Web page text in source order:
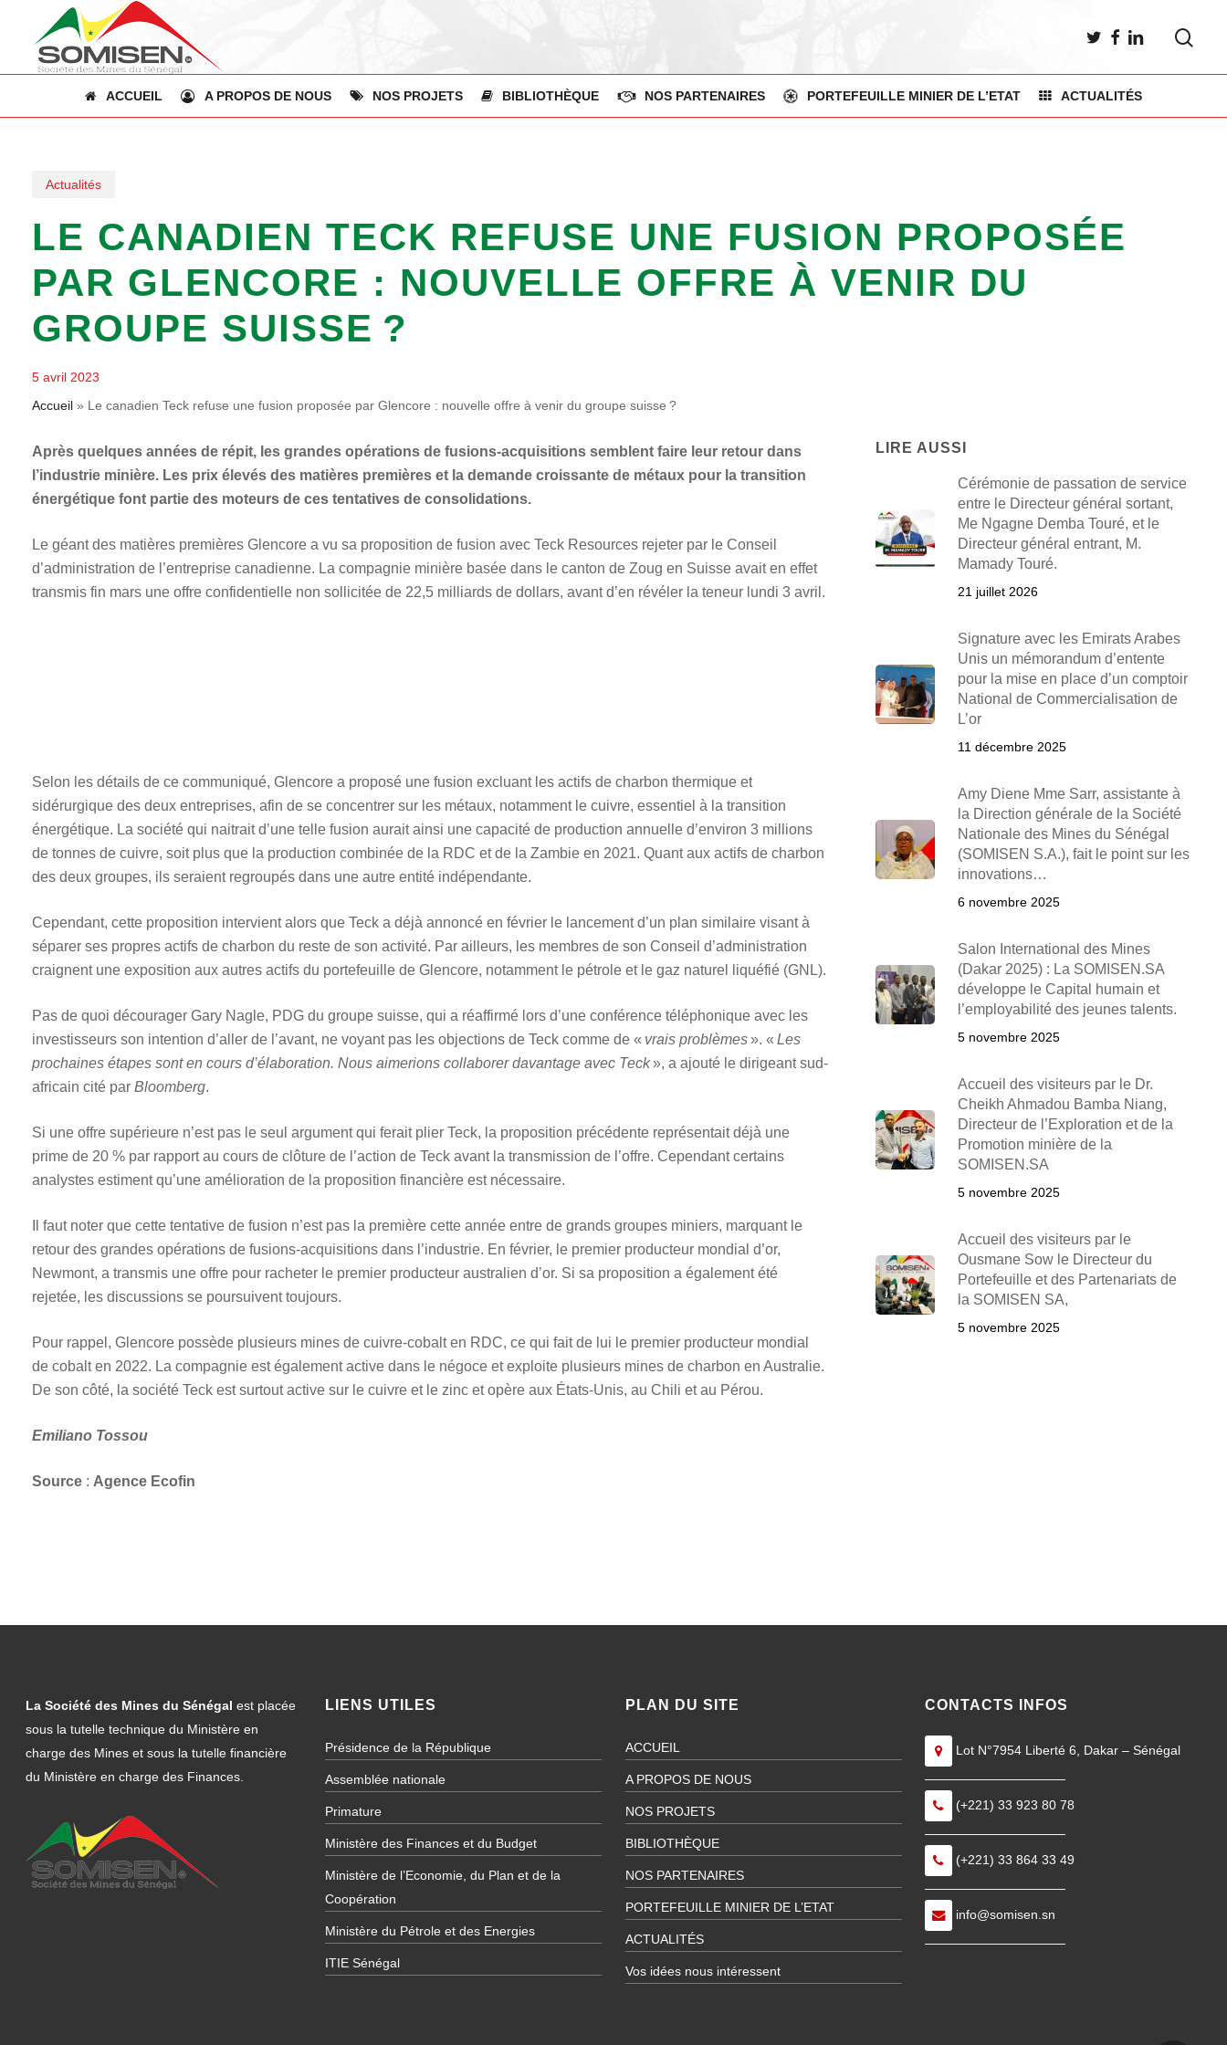
TWITTER
FACEBOOK
LINKEDIN
ACCUEIL A PROPOS DE NOUS NOS PROJETS BIBLIOTHÈQUE NOS PARTENAIRES PORTEFEUILLE MINIER DE L’ETAT ACTUALITÉS
Actualités
LE CANADIEN TECK REFUSE UNE FUSION PROPOSÉE
PAR GLENCORE : NOUVELLE OFFRE À VENIR DU
GROUPE SUISSE ?
5 avril 2023
Accueil » Le canadien Teck refuse une fusion proposée par Glencore : nouvelle offre à venir du groupe suisse ?
Après quelques années de répit, les grandes opérations de fusions-acquisitions semblent faire leur retour dans
l’industrie minière. Les prix élevés des matières premières et la demande croissante de métaux pour la transition
énergétique font partie des moteurs de ces tentatives de consolidations.
Le géant des matières premières Glencore a vu sa proposition de fusion avec Teck Resources rejeter par le Conseil
d’administration de l’entreprise canadienne. La compagnie minière basée dans le canton de Zoug en Suisse avait en effet
transmis fin mars une offre confidentielle non sollicitée de 22,5 milliards de dollars, avant d’en révéler la teneur lundi 3 avril.
Selon les détails de ce communiqué, Glencore a proposé une fusion excluant les actifs de charbon thermique et
sidérurgique des deux entreprises, afin de se concentrer sur les métaux, notamment le cuivre, essentiel à la transition
énergétique. La société qui naitrait d’une telle fusion aurait ainsi une capacité de production annuelle d’environ 3 millions
de tonnes de cuivre, soit plus que la production combinée de la RDC et de la Zambie en 2021. Quant aux actifs de charbon
des deux groupes, ils seraient regroupés dans une autre entité indépendante.
Cependant, cette proposition intervient alors que Teck a déjà annoncé en février le lancement d’un plan similaire visant à
séparer ses propres actifs de charbon du reste de son activité. Par ailleurs, les membres de son Conseil d’administration
craignent une exposition aux autres actifs du portefeuille de Glencore, notamment le pétrole et le gaz naturel liquéfié (GNL).
Pas de quoi décourager Gary Nagle, PDG du groupe suisse, qui a réaffirmé lors d’une conférence téléphonique avec les
investisseurs son intention d’aller de l’avant, ne voyant pas les objections de Teck comme de « vrais problèmes». « Les
prochaines étapes sont en cours d’élaboration. Nous aimerions collaborer davantage avec Teck», a ajouté le dirigeant sud-
africain cité par Bloomberg.
Si une offre supérieure n’est pas le seul argument qui ferait plier Teck, la proposition précédente représentait déjà une
prime de 20 % par rapport au cours de clôture de l’action de Teck avant la transmission de l’offre. Cependant certains
analystes estiment qu’une amélioration de la proposition financière est nécessaire.
Il faut noter que cette tentative de fusion n’est pas la première cette année entre de grands groupes miniers, marquant le
retour des grandes opérations de fusions-acquisitions dans l’industrie. En février, le premier producteur mondial d’or,
Newmont, a transmis une offre pour racheter le premier producteur australien d’or. Si sa proposition a également été
rejetée, les discussions se poursuivent toujours.
Pour rappel, Glencore possède plusieurs mines de cuivre-cobalt en RDC, ce qui fait de lui le premier producteur mondial
de cobalt en 2022. La compagnie est également active dans le négoce et exploite plusieurs mines de charbon en Australie.
De son côté, la société Teck est surtout active sur le cuivre et le zinc et opère aux États-Unis, au Chili et au Pérou.
Emiliano Tossou
Source : Agence Ecofin
LIRE AUSSI
Cérémonie de passation de service
entre le Directeur général sortant,
Me Ngagne Demba Touré, et le
Directeur général entrant, M.
Mamady Touré.
21 juillet 2026
Signature avec les Emirats Arabes
Unis un mémorandum d’entente
pour la mise en place d’un comptoir
National de Commercialisation de
L’or
11 décembre 2025
Amy Diene Mme Sarr, assistante à
la Direction générale de la Société
Nationale des Mines du Sénégal
(SOMISEN S.A.), fait le point sur les
innovations…
6 novembre 2025
Salon International des Mines
(Dakar 2025) : La SOMISEN.SA
développe le Capital humain et
l’employabilité des jeunes talents.
5 novembre 2025
Accueil des visiteurs par le Dr.
Cheikh Ahmadou Bamba Niang,
Directeur de l’Exploration et de la
Promotion minière de la
SOMISEN.SA
5 novembre 2025
Accueil des visiteurs par le
Ousmane Sow le Directeur du
Portefeuille et des Partenariats de
la SOMISEN SA,
5 novembre 2025
La Société des Mines du Sénégal est placée
sous la tutelle technique du Ministère en
charge des Mines et sous la tutelle financière
du Ministère en charge des Finances.
LIENS UTILES
Présidence de la République
Assemblée nationale
Primature
Ministère des Finances et du Budget
Ministère de l’Economie, du Plan et de la
Coopération
Ministère du Pétrole et des Energies
ITIE Sénégal
PLAN DU SITE
ACCUEIL
A PROPOS DE NOUS
NOS PROJETS
BIBLIOTHÈQUE
NOS PARTENAIRES
PORTEFEUILLE MINIER DE L’ETAT
ACTUALITÉS
Vos idées nous intéressent
CONTACTS INFOS
Lot N°7954 Liberté 6, Dakar – Sénégal
———————————
(+221) 33 923 80 78
———————————
(+221) 33 864 33 49
———————————
info@somisen.sn
———————————